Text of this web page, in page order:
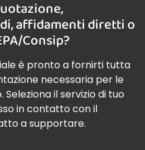
affidamenti diretti o
Consip?
è pronto a fornirti tutta
necessaria per le
il servizio di tuo
in contatto con il
a supportare.